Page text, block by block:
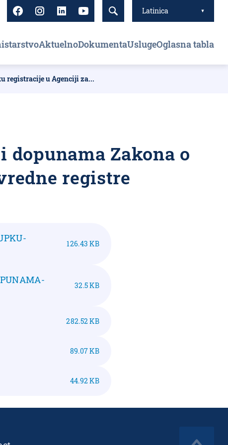
AktuelnoDokumentaUslugeOglasna tabla
Latinica
registracije u Agenciji za...
dopunama Zakona o
registre
126.43 KB
32.5 KB
282.52 KB
89.07 KB
44.92 KB